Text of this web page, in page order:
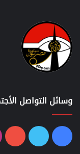
وسائل التواصل
فيسبوك
تويتر